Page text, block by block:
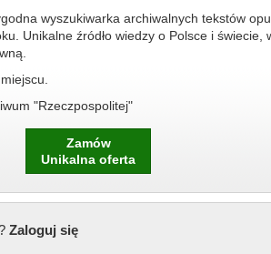
wyszukiwarka archiwalnych tekstów
Unikalne źródło wiedzy o Polsce i świecie,
"Rzeczpospolitej"
Zamów
Unikalna oferta
Zaloguj się